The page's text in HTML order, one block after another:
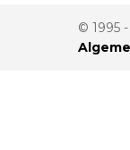
© 1995